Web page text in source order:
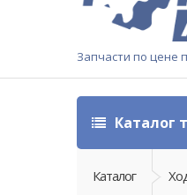
Запчасти по цене
Каталог
Каталог